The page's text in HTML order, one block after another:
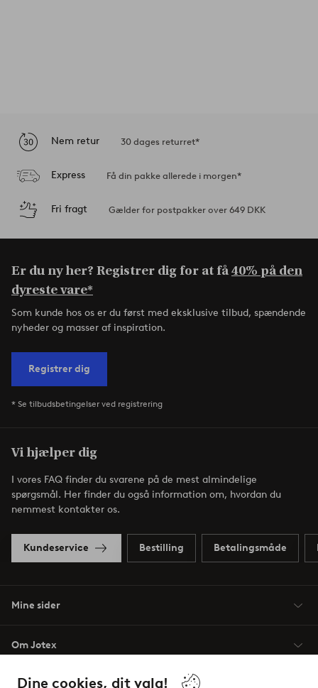
Dine cookies, dit valg!
Nem retur 30 dages returret*
Express Få din pakke allerede i morgen*
Fri fragt Gælder for postpakker over 649 DKK
Er du ny her? Registrer dig for at få40% på den
dyreste vare*
Som kunde hos os er du først med eksklusive tilbud, spændende
nyheder og masser af inspiration.
Registrer dig
* Se tilbudsbetingelser ved registrering
Vi hjælper dig
I vores FAQ finder du svarene på de mest almindelige
spørgsmål. Her finder du også information om, hvordan du
nemmest kontakter os.
Kundeservice Bestilling Betalingsmåde
Mine sider
Om Jotex
Vilkår